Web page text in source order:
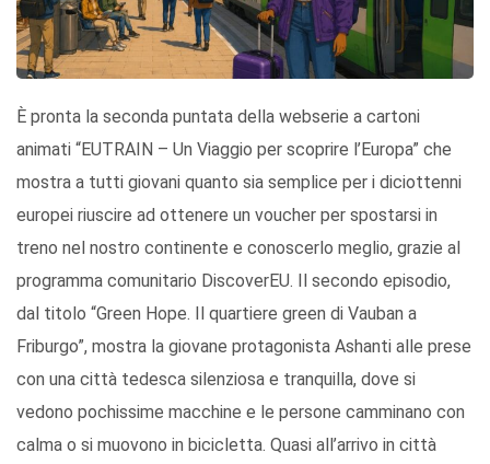
È pronta la seconda puntata della webserie a cartoni
animati “EUTRAIN – Un Viaggio per scoprire l’Europa” che
mostra a tutti giovani quanto sia semplice per i diciottenni
europei riuscire ad ottenere un voucher per spostarsi in
treno nel nostro continente e conoscerlo meglio, grazie al
programma comunitario DiscoverEU. Il secondo episodio,
dal titolo “Green Hope. Il quartiere green di Vauban a
Friburgo”, mostra la giovane protagonista Ashanti alle prese
con una città tedesca silenziosa e tranquilla, dove si
vedono pochissime macchine e le persone camminano con
calma o si muovono in bicicletta. Quasi all’arrivo in città